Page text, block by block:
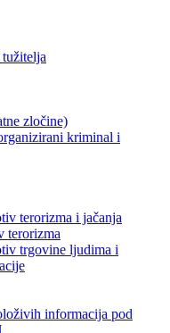
zločine)
kriminal i
terorizma i jačanja
terorizma
trgovine ljudima i
informacija pod